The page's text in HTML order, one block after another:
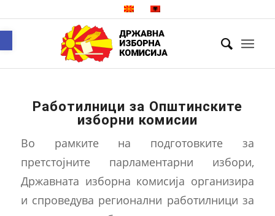
Работилници за Општинските
изборни комисии
Во рамките на подготовките за
претстојните парламентарни избори,
Државната изборна комисија организира
и спроведува регионални работилници за
Open toolbar